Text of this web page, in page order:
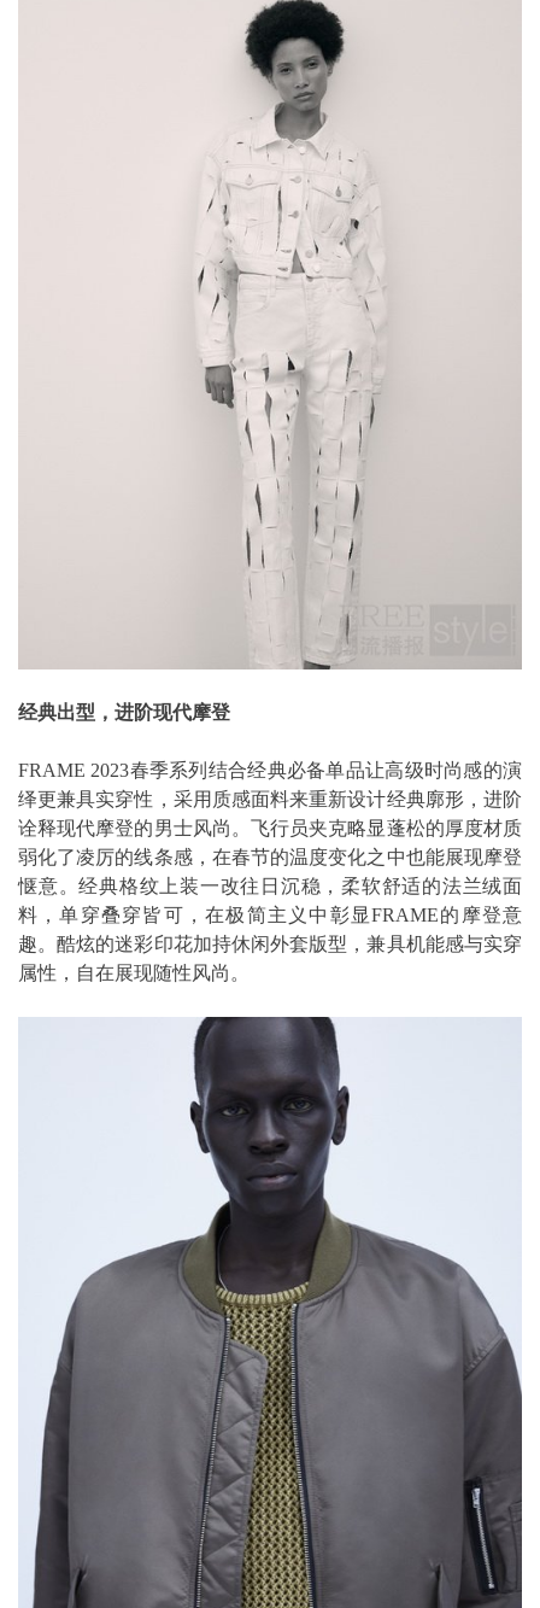
经典出型，进阶现代摩登
FRAME 2023春季系列结合经典必备单品让高级时尚感的演
绎更兼具实穿性，采用质感面料来重新设计经典廓形，进阶
诠释现代摩登的男士风尚。飞行员夹克略显蓬松的厚度材质
弱化了凌厉的线条感，在春节的温度变化之中也能展现摩登
惬意。经典格纹上装一改往日沉稳，柔软舒适的法兰绒面
料，单穿叠穿皆可，在极简主义中彰显FRAME的摩登意
趣。酷炫的迷彩印花加持休闲外套版型，兼具机能感与实穿
属性，自在展现随性风尚。